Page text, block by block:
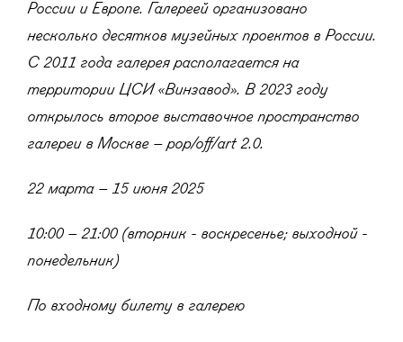
России и Европе. Галереей организовано
несколько десятков музейных проектов в России.
С 2011 года галерея располагается на
территории ЦСИ «Винзавод». В 2023 году
открылось второе выставочное пространство
галереи в Москве – pop/off/art 2.0.
22 марта – 15 июня 2025
10:00 – 21:00 (вторник - воскресенье; выходной -
понедельник)
По входному билету в галерею